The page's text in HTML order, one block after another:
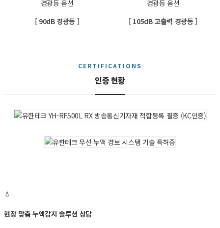
[ 90dB 경광등 ] [ 105dB 고출력 경광등 ]
CERTIFICATIONS
인증 현황
💧
현장 맞춤 누액감지 솔루션 상담